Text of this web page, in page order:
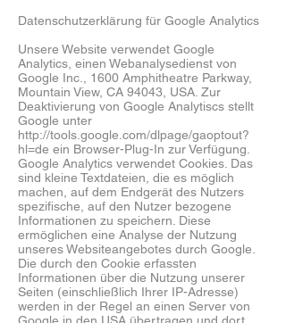
Datenschutzerklärung für Google Analytics
Unsere Website verwendet Google
Analytics, einen Webanalysedienst von
Google Inc., 1600 Amphitheatre Parkway,
Mountain View, CA 94043, USA. Zur
Deaktivierung von Google Analytiscs stellt
Google unter
http://tools.google.com/dlpage/gaoptout?
hl=de ein Browser-Plug-In zur Verfügung.
Google Analytics verwendet Cookies. Das
sind kleine Textdateien, die es möglich
machen, auf dem Endgerät des Nutzers
spezifische, auf den Nutzer bezogene
Informationen zu speichern. Diese
ermöglichen eine Analyse der Nutzung
unseres Websiteangebotes durch Google.
Die durch den Cookie erfassten
Informationen über die Nutzung unserer
Seiten (einschließlich Ihrer IP-Adresse)
werden in der Regel an einen Server von